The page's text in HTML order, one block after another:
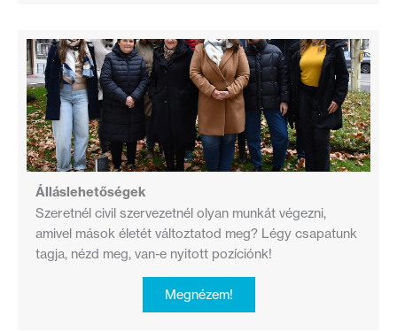
Álláslehetőségek
Szeretnél civil szervezetnél olyan munkát végezni,
amivel mások életét változtatod meg? Légy csapatunk
tagja, nézd meg, van-e nyitott pozíciónk!
Megnézem!